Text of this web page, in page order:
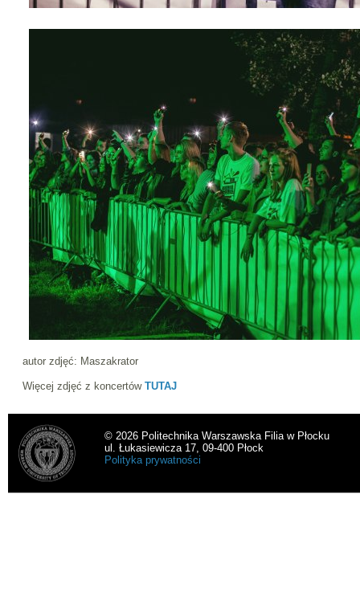
autor zdjęć: Maszakrator
Więcej zdjęć z koncertów TUTAJ
© 2026 Politechnika Warszawska Filia w Płocku
ul. Łukasiewicza 17, 09-400 Płock
Polityka prywatności